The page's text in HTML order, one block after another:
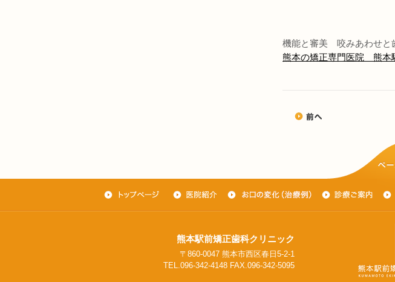
機能と審美 咬みあわせと
熊本の矯正専門医院 熊本
熊本駅前矯正歯科クリニック
〒860-0047 熊本市西区春日5-2-1
TEL.096-342-4148 FAX.096-342-5095